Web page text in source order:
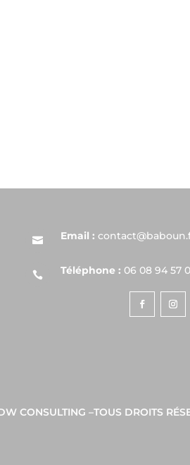
 Email :
 Téléphone : 06 08 94 57
CONSULTING –TOUS DROITS